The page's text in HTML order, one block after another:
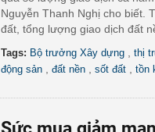
Nguyễn Thanh Nghị cho biết.
đất, tổng lượng giao dịch đất
Tags: Bộ trưởng Xây dựng thị
động sản
đất nền sốt đất tồn